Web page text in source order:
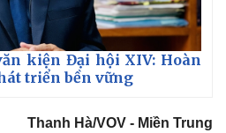
Quân sự - Quốc phòng
Vũ khí
Việt Nam
Phân tích
kiện Đại hội XIV: Hoàn
triển bền vững
Thanh Hà/VOV - Miền Trung